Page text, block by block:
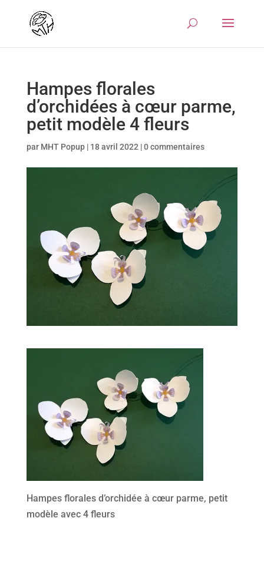
Hampes florales
d’orchidées à cœur parme,
petit modèle 4 fleurs
par MHT Popup| 18 avril 2022 |0 commentaires
Hampes florales d’orchidée à cœur parme, petit
modèle avec 4 fleurs